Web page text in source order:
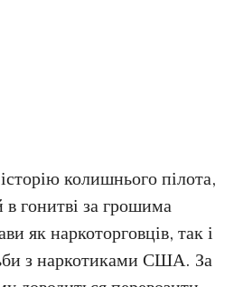
колишнього пілота,
в гонитві за грошима
як наркоторговців, так і
з наркотиками США. За